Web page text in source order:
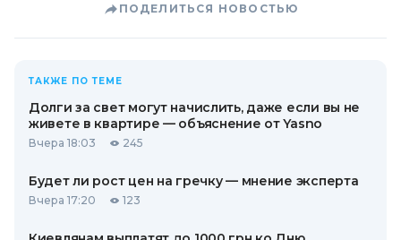
ПОДЕЛИТЬСЯ НОВОСТЬЮ
ТАКЖЕ ПО ТЕМЕ
Долги за свет могут начислить, даже если вы не
живете в квартире — объяснение от Yasno
Вчера 18:03 245
Будет ли рост цен на гречку — мнение эксперта
Вчера 17:20 123